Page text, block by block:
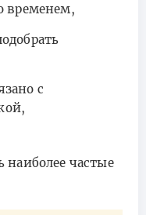
временем,
с
наиболее частые